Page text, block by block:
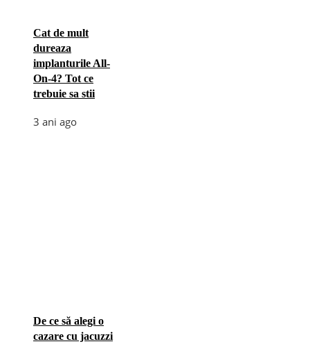
Cat de mult
dureaza
implanturile All-
On-4? Tot ce
trebuie sa stii
3 ani ago
De ce să alegi o
cazare cu jacuzzi